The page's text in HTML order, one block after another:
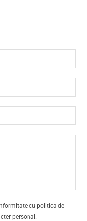
cu politica de
personal.